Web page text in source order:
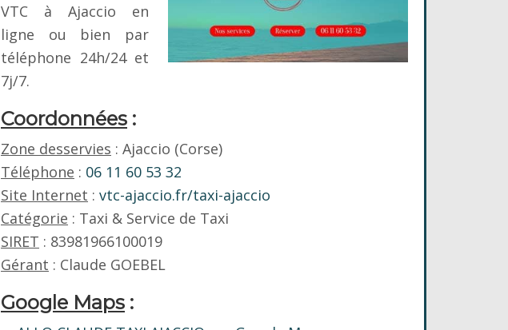
VTC à Ajaccio en
ligne ou bien par
téléphone 24h/24 et
7j/7.
Coordonnées :
Zone desservies : Ajaccio (Corse)
Téléphone : 06 11 60 53 32
Site Internet : vtc-ajaccio.fr/taxi-ajaccio
Catégorie : Taxi & Service de Taxi
SIRET : 83981966100019
Gérant : Claude GOEBEL
Google Maps :